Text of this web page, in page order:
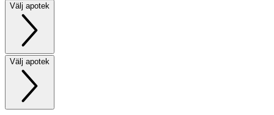
Välj apotek
Välj apotek